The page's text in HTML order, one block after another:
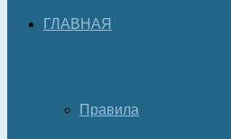
ГЛАВНАЯ
Правила